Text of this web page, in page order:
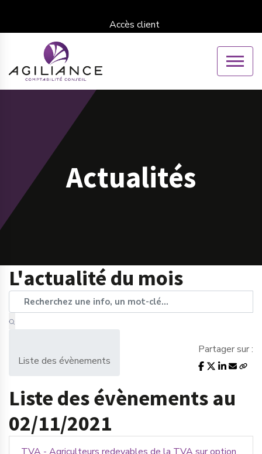
Accès client
Actualités
L'actualité du mois
Liste des évènements
Partager sur :
Liste des évènements au
02/11/2021